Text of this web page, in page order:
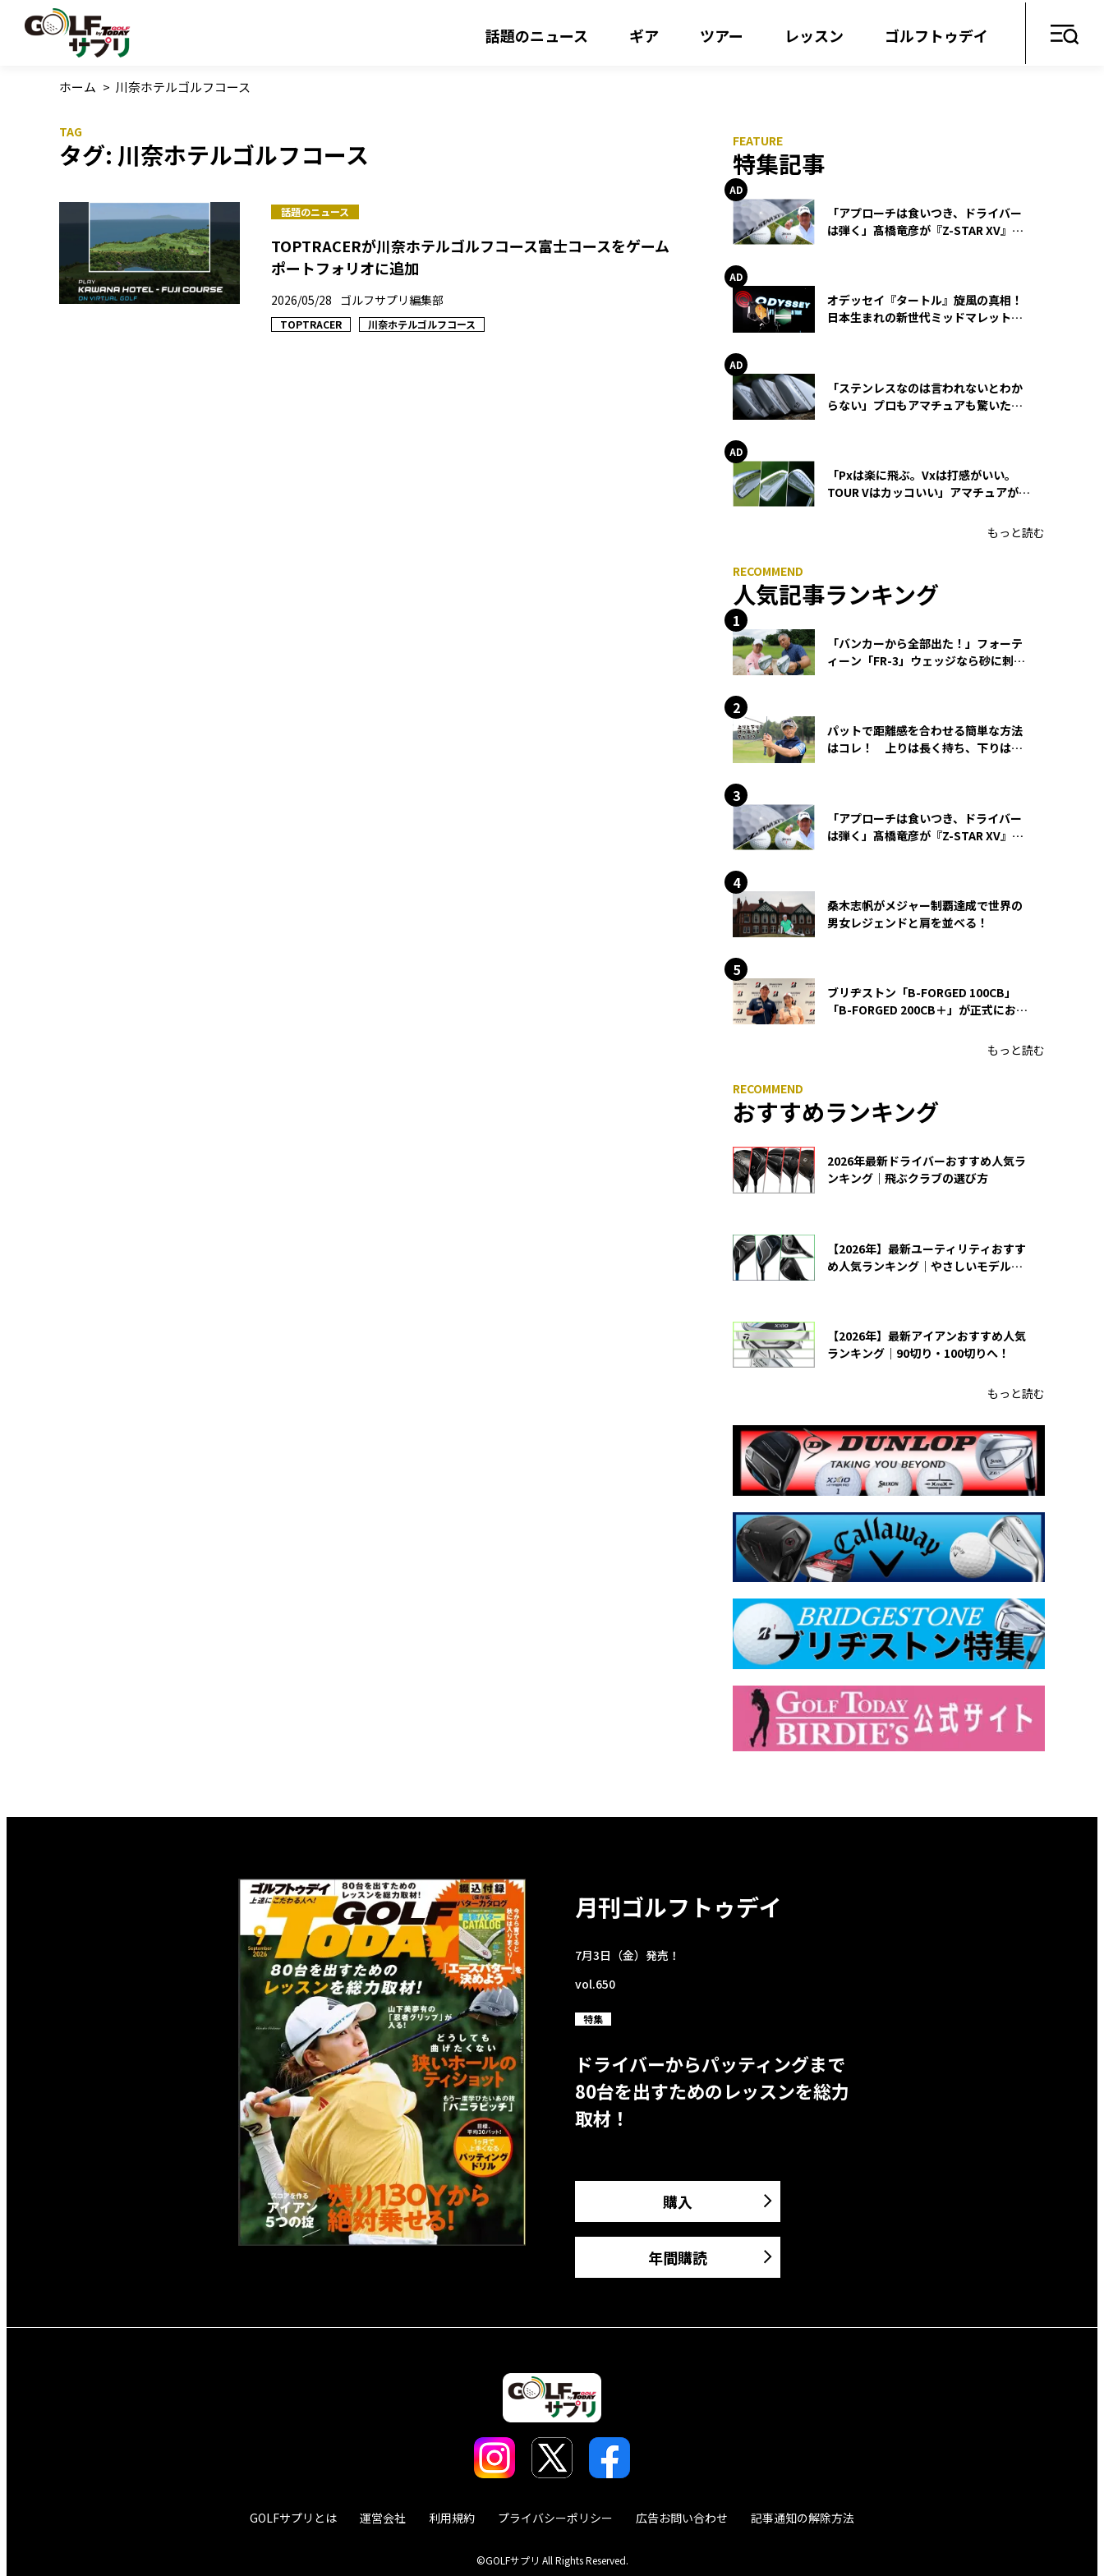
話題のニュース ギア ツアー レッスン ゴルフトゥデイ
ホーム > 川奈ホテルゴルフコース
タグ: 川奈ホテルゴルフコース
話題のニュース
TOPTRACERが川奈ホテルゴルフコース富士コースをゲーム
ポートフォリオに追加
2026/05/28 ゴルフサプリ編集部
TOPTRACER 川奈ホテルゴルフコース
特集記事
「アプローチは食いつき、ドライバー
は弾く」髙橋竜彦が『Z-STAR XV』を
オデッセイ『タートル』旋風の真相！
日本生まれの新世代ミッドマレットが
「ステンレスなのは言われないとわか
らない」プロもアマチュアも驚いた
「Pxは楽に飛ぶ。Vxは打感がいい。
TOUR Vはカッコいい」アマチュアが選
もっと読む
人気記事ランキング
「バンカーから全部出た！」フォーテ
ィーン「FR-3」ウェッジなら砂に刺さ
パットで距離感を合わせる簡単な方法
はコレ！ 上りは長く持ち、下りは短
「アプローチは食いつき、ドライバー
は弾く」髙橋竜彦が『Z-STAR XV』を
桑木志帆がメジャー制覇達成で世界の
男女レジェンドと肩を並べる！
ブリヂストン「B-FORGED 100CB」
「B-FORGED 200CB＋」が正式にお披
もっと読む
おすすめランキング
2026年最新ドライバーおすすめ人気ラ
ンキング｜飛ぶクラブの選び方
【2026年】最新ユーティリティおすす
め人気ランキング｜やさしいモデルの
【2026年】最新アイアンおすすめ人気
ランキング｜90切り・100切りへ！
もっと読む
月刊ゴルフトゥデイ
7月3日（金）発売！
vol.650
特集
ドライバーからパッティングまで
80台を出すためのレッスンを総力
取材！
購入
年間購読
GOLFサプリとは 運営会社 利用規約 プライバシーポリシー 広告お問い合わせ 記事通知の解除方法
©GOLFサプリ All Rights Reserved.